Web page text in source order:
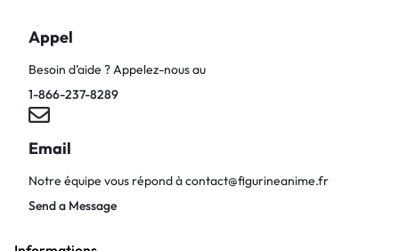
Appel
Besoin d’aide ? Appelez-nous au
1-866-237-8289
Email
Notre équipe vous répond àcontact@figurineanime.fr
Send a Message